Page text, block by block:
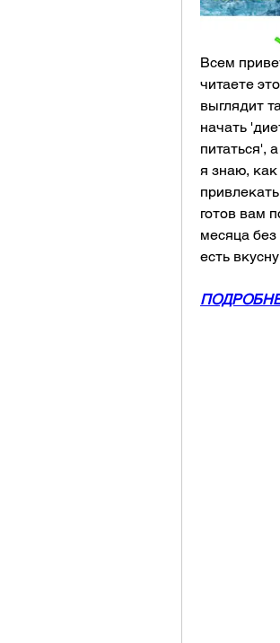
Всем
читаете
выглядит
начать
питаться',
я знаю,
готов вам
месяца
есть